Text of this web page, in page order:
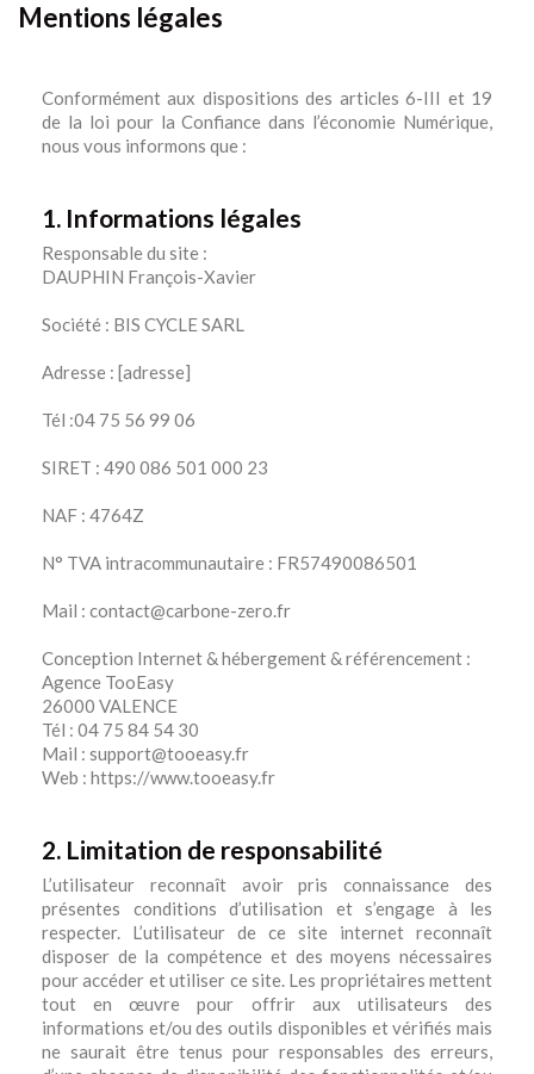
Mentions légales
Conformément aux dispositions des articles 6-III et 19
de la loi pour la Confiance dans l’économie Numérique,
nous vous informons que :
1. Informations légales
Responsable du site :
DAUPHIN François-Xavier
Société : BIS CYCLE SARL
Adresse : [adresse]
Tél :04 75 56 99 06
SIRET : 490 086 501 000 23
NAF : 4764Z
N° TVA intracommunautaire : FR57490086501
Mail : contact@carbone-zero.fr
Conception Internet & hébergement & référencement :
Agence TooEasy
26000 VALENCE
Tél : 04 75 84 54 30
Mail : support@tooeasy.fr
Web : https://www.tooeasy.fr
2. Limitation de responsabilité
L’utilisateur reconnaît avoir pris connaissance des
présentes conditions d’utilisation et s’engage à les
respecter. L’utilisateur de ce site internet reconnaît
disposer de la compétence et des moyens nécessaires
pour accéder et utiliser ce site. Les propriétaires mettent
tout en œuvre pour offrir aux utilisateurs des
informations et/ou des outils disponibles et vérifiés mais
ne saurait être tenus pour responsables des erreurs,